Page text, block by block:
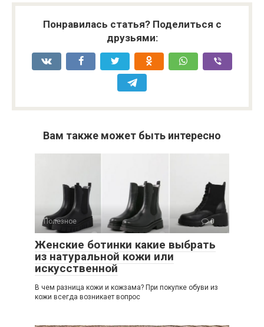
Понравилась статья? Поделиться с
друзьями:
Вам также может быть интересно
Полезное 0
Женские ботинки какие выбрать
из натуральной кожи или
искусственной
В чем разница кожи и кожзама? При покупке обуви из
кожи всегда возникает вопрос